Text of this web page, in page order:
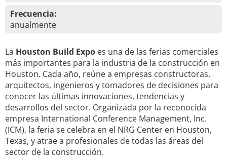
Frecuencia:
anualmente
La Houston Build Expo es una de las ferias comerciales
más importantes para la industria de la construcción en
Houston. Cada año, reúne a empresas constructoras,
arquitectos, ingenieros y tomadores de decisiones para
conocer las últimas innovaciones, tendencias y
desarrollos del sector. Organizada por la reconocida
empresa International Conference Management, Inc.
(ICM), la feria se celebra en el NRG Center en Houston,
Texas, y atrae a profesionales de todas las áreas del
sector de la construcción.